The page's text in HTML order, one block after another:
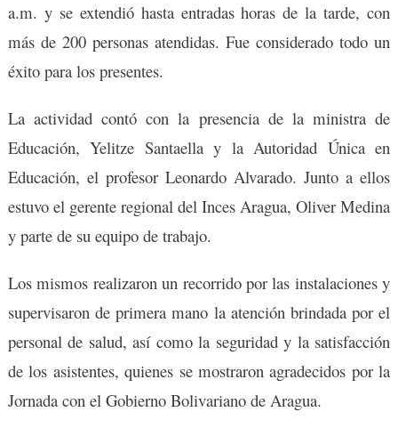
a.m. y se extendió hasta entradas horas de la tarde, con
más de 200 personas atendidas. Fue considerado todo un
éxito para los presentes.
La actividad contó con la presencia de la ministra de
Educación, Yelitze Santaella y la Autoridad Única en
Educación, el profesor Leonardo Alvarado. Junto a ellos
estuvo el gerente regional del Inces Aragua, Oliver Medina
y parte de su equipo de trabajo.
Los mismos realizaron un recorrido por las instalaciones y
supervisaron de primera mano la atención brindada por el
personal de salud, así como la seguridad y la satisfacción
de los asistentes, quienes se mostraron agradecidos por la
Jornada con el Gobierno Bolivariano de Aragua.